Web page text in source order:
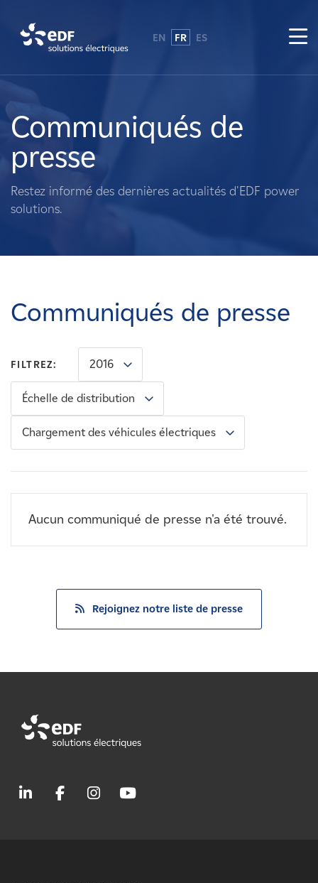
A propos de nous
Ce que nous faisons
Propriétaires fonciers
Carrières
Nouvelles
Contactez-nous
Affiliés
EN FR ES
Communiqués de
presse
Restez informé des dernières actualités d'EDF power
solutions.
Communiqués de presse
FILTREZ: 2016
Échelle de distribution
Chargement des véhicules électriques
Aucun communiqué de presse n'a été trouvé.
Rejoignez notre liste de presse